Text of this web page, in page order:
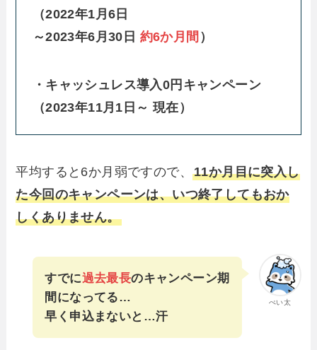
（2022年1月6日
～2023年6月30日 約6か月間 ）
・キャッシュレス導入0円キャンペーン
（2023年11月1日～ 現在）
平均すると6か月弱ですので、11か月目に突入し
た今回のキャンペーンは、いつ終了してもおか
しくありません。
ぺい太
すでに過去最長のキャンペーン期
間になってる…
早く申込まないと…汗